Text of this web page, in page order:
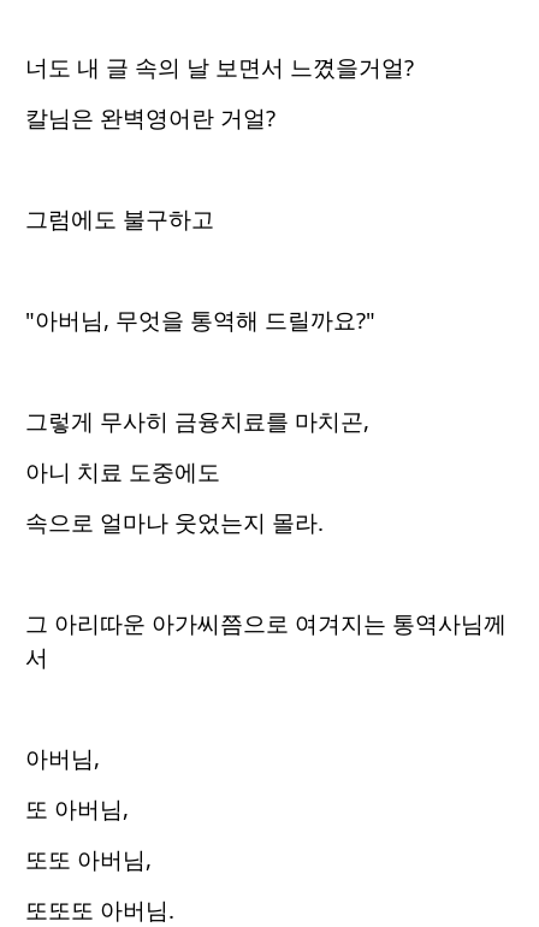
너도 내 글 속의 날 보면서 느꼈을거얼?
칼님은 완벽영어란 거얼?
그럼에도 불구하고
"아버님, 무엇을 통역해 드릴까요?"
그렇게 무사히 금융치료를 마치곤,
아니 치료 도중에도
속으로 얼마나 웃었는지 몰라.
그 아리따운 아가씨쯤으로 여겨지는 통역사님께
서
아버님,
또 아버님,
또또 아버님,
또또또 아버님.